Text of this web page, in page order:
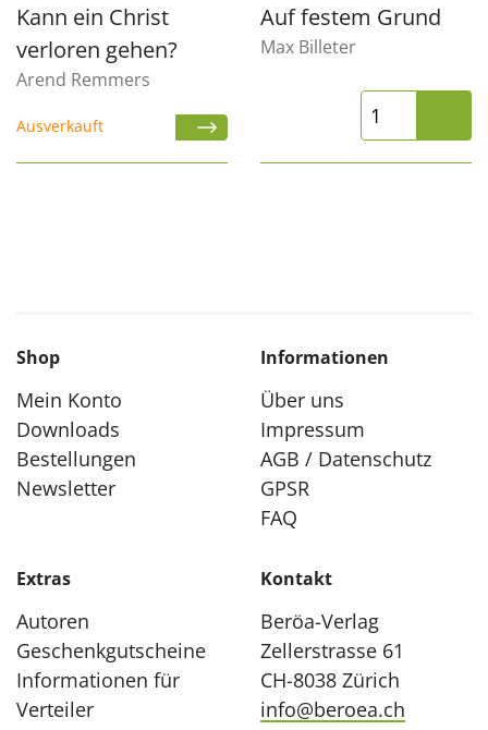
Kann ein Christ
verloren gehen?
Arend Remmers
Ausverkauft
Auf festem Grund
Max Billeter
Shop
Mein Konto
Downloads
Bestellungen
Newsletter
Informationen
Über uns
Impressum
AGB / Datenschutz
GPSR
FAQ
Extras
Autoren
Geschenkgutscheine
Informationen für
Verteiler
Kontakt
Beröa-Verlag
Zellerstrasse 61
CH-8038 Zürich
info@beroea.ch